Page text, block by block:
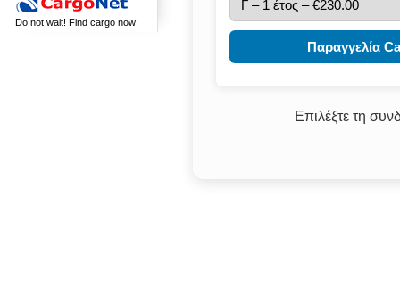
Do not wait! Find cargo now!
Παραγγελία
Επιλέξτε τη